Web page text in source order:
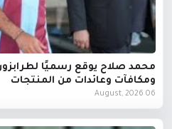
محمد صلاح يوقع رسميًا
ومكافآت وعائدات من المنتجات
06 August, 2026